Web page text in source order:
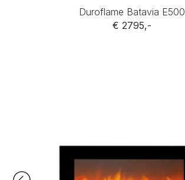
Duroflame Batavia E500
€ 2795,-